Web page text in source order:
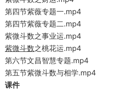
第四节紫薇专题一.mp4
第四节紫薇专题二.mp4
紫微斗数之事业运.mp4
紫微斗数之桃花运.mp4
第六节文昌智慧专题.mp4
第五节紫微斗数与相学.mp4
课件